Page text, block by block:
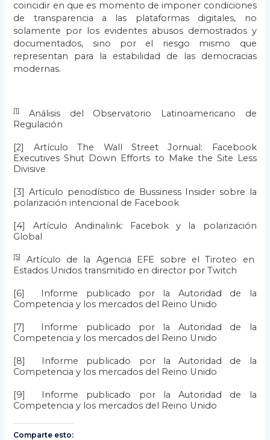
coincidir en que es momento de imponer condiciones
de transparencia a las plataformas digitales, no
solamente por los evidentes abusos demostrados y
documentados, sino por el riesgo mismo que
representan para la estabilidad de las democracias
modernas.
[1]
Análisis del Observatorio Latinoamericano de
Regulación
[2]
Artículo The Wall Street Jornual: Facebook
Executives Shut Down Efforts to Make the Site Less
Divisive
[3] Artículo periodístico de Bussiness Insider sobre la
polarización intencional de Facebook
[4]
Artículo Andinalink: Facebok y la polarización
Global
[5]
Artículo de la Agencia EFE sobre el Tiroteo en
Estados Unidos transmitido en director por Twitch
[6]
Informe publicado por la Autoridad de la
Competencia y los mercados del Reino Unido
[7]
Informe publicado por la Autoridad de la
Competencia y los mercados del Reino Unido
[8]
Informe publicado por la Autoridad de la
Competencia y los mercados del Reino Unido
[9]
Informe publicado por la Autoridad de la
Competencia y los mercados del Reino Unido
Comparte esto: